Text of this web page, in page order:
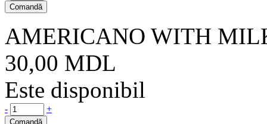
Comandă
AMERICANO WITH
30,00 MDL
Este disponibil
- +
Comandă